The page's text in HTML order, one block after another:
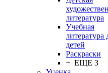
литература
Учебная
литература
детей
Раскраски
+ ЕЩЕ 3